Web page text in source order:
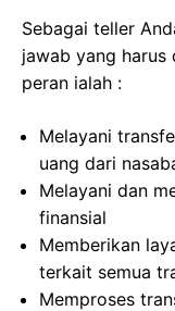
Sebagai teller
jawab yang harus
peran ialah :
Melayani
uang dari
Melayani dan
finansial
Memberikan
terkait semua
Memproses